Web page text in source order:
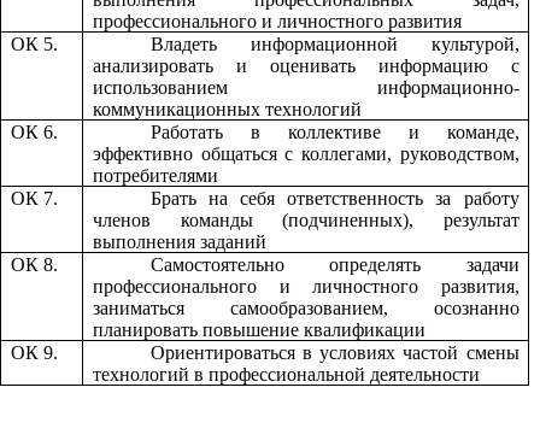
профессионального и личностного развития
ОК 5.
Владеть информационной культурой,
анализировать и оценивать информацию с
использованием информационно-
коммуникационных технологий
ОК 6.
Работать в коллективе и команде,
эффективно общаться с коллегами, руководством,
потребителями
ОК 7.
Брать на себя ответственность за работу
членов команды (подчиненных), результат
выполнения заданий
ОК 8.
Самостоятельно определять задачи
профессионального и личностного развития,
заниматься самообразованием, осознанно
планировать повышение квалификации
ОК 9.
Ориентироваться в условиях частой смены
технологий в профессиональной деятельности